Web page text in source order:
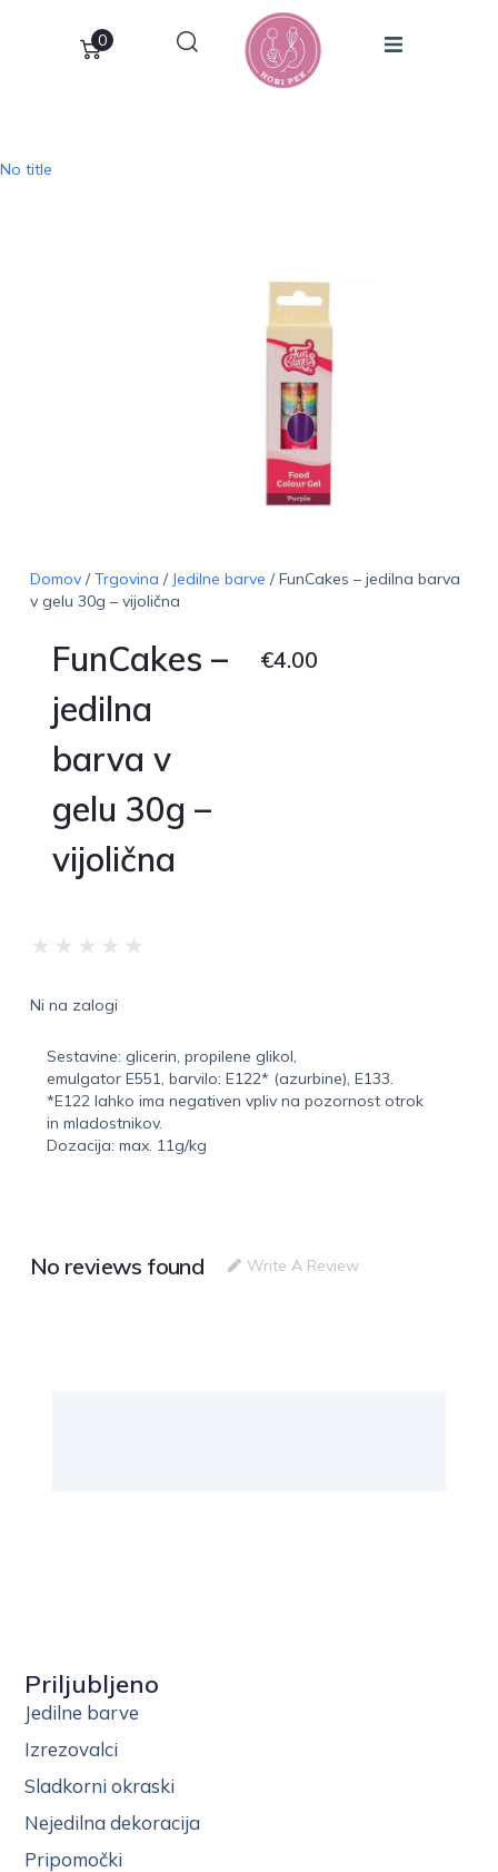
0
No title
Domov/Trgovina / Jedilne barve / FunCakes – jedilna barva
v gelu 30g – vijolična
FunCakes –
jedilna
barva v
gelu 30g –
vijolična
€4.00
★ ★ ★ ★ ★
Ni na zalogi
Sestavine: glicerin, propilene glikol,
emulgator E551, barvilo: E122* (azurbine), E133.
*E122 lahko ima negativen vpliv na pozornost otrok
in mladostnikov.
Dozacija: max. 11g/kg
No reviews found Write A Review
Priljubljeno
Jedilne barve
Izrezovalci
Sladkorni okraski
Nejedilna dekoracija
Pripomočki